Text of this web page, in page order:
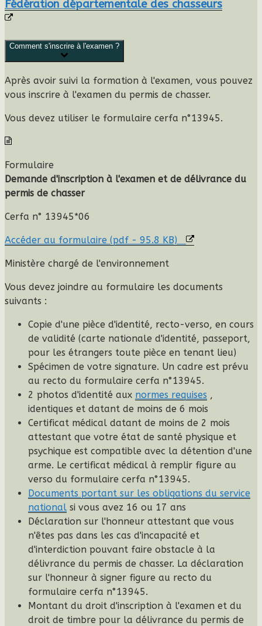
Fédération départementale des chasseurs
Comment s'inscrire à l'examen ?
Après avoir suivi la formation à l'examen, vous pouvez
vous inscrire à l'examen du permis de chasser.
Vous devez utiliser le formulaire cerfa n°13945.
Formulaire
Demande d'inscription à l'examen et de délivrance du
permis de chasser
Cerfa n° 13945*06
Accéder au formulaire (pdf - 95.8 KB)
Ministère chargé de l'environnement
Vous devez joindre au formulaire les documents
suivants :
Copie d'une pièce d'identité, recto-verso, en cours
de validité (carte nationale d'identité, passeport,
pour les étrangers toute pièce en tenant lieu)
Spécimen de votre signature. Un cadre est prévu
au recto du formulaire cerfa n°13945.
2 photos d'identité aux normes requises ,
identiques et datant de moins de 6 mois
Certificat médical datant de moins de 2 mois
attestant que votre état de santé physique et
psychique est compatible avec la détention d'une
arme. Le certificat médical à remplir figure au
verso du formulaire cerfa n°13945.
Documents portant sur les obligations du service
national si vous avez 16 ou 17 ans
Déclaration sur l'honneur attestant que vous
n'êtes pas dans les cas d'incapacité et
d'interdiction pouvant faire obstacle à la
délivrance du permis de chasser. La déclaration
sur l'honneur à signer figure au recto du
formulaire cerfa n°13945.
Montant du droit d'inscription à l'examen et du
droit de timbre pour la délivrance du permis de